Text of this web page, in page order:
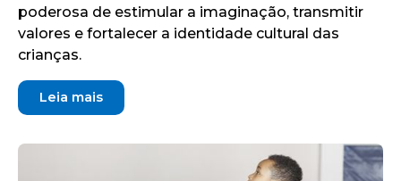
poderosa de estimular a imaginação, transmitir
valores e fortalecer a identidade cultural das
crianças.
Leia mais